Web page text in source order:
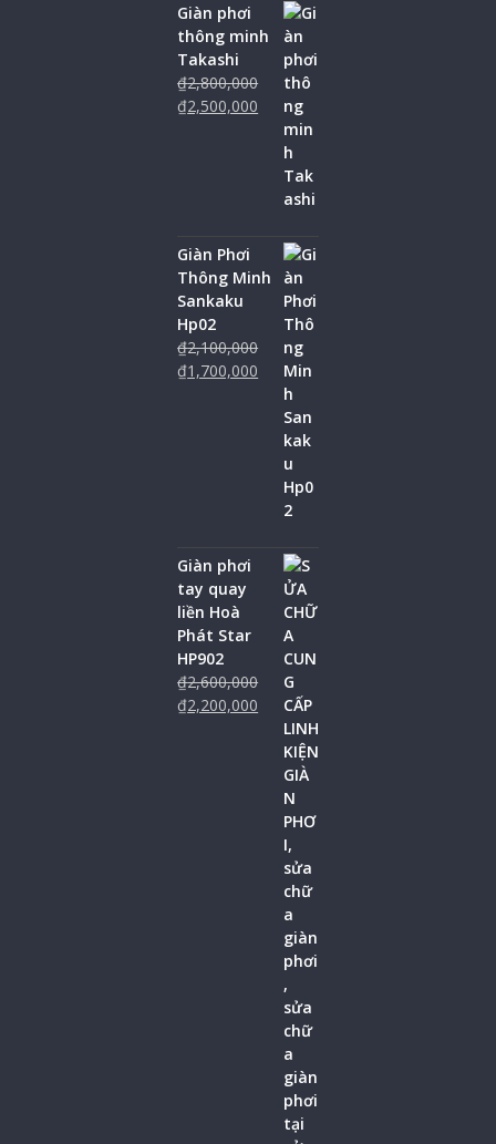
Giàn phơi
thông minh
Takashi
₫2,800,000
₫2,500,000
Giàn Phơi
Thông Minh
Sankaku
Hp02
₫2,100,000
₫1,700,000
Giàn phơi
tay quay
liền Hoà
Phát Star
HP902
₫2,600,000
₫2,200,000